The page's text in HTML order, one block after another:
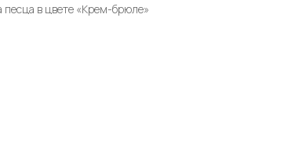
песца в цвете «Крем-брюле»